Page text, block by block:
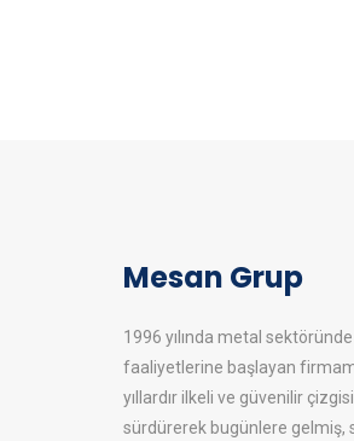
Mesan Grup
1996 yılında metal sektöründe
faaliyetlerine başlayan
yıllardır ilkeli ve güvenilir
sürdürerek bugünlere gelmiş,